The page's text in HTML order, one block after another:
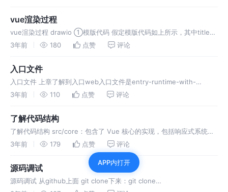
vue渲染过程
vue渲染过程 drawio ①模版代码 假定模版代码如上所示，其中title值
是Hello Vue，message 值是Welcome to Vue.js ②AST语法树 vue
3年前 180 点赞 评论
入口文件
入口文件 上章了解到入口web入口文件是entry-runtime-with-
compiler ，那么这个文件做了什么呢？ 主要代码为导入依赖文件，实
3年前 110 点赞 评论
了解代码结构
了解代码结构 src/core：包含了 Vue 核心的实现，包括响应式系统、
虚拟 DOM、组件实例化、指令、过滤器等核心功能的实现
src/platform：包含了 Vue 在不同平台上的特定实现，例
3年前 179 点赞 评论
源码调试
源码调试 从github上面 git clone下来：git clone
APP内打开